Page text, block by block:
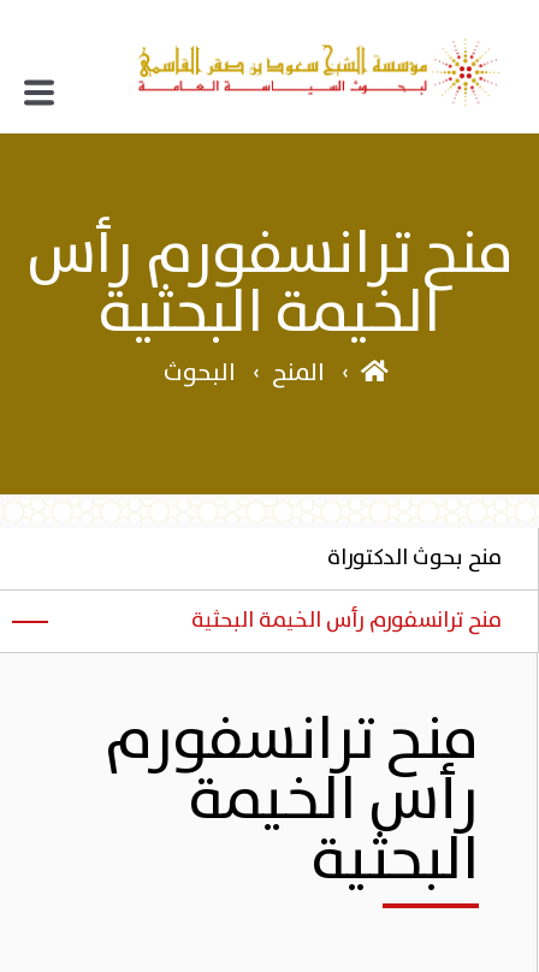
منح ترانسفورم رأس
الخيمة البحثية
المنح البحوث
منح بحوث الدكتوراة
منح ترانسفورم رأس الخيمة البحثية
منح ترانسفورم
رأس الخيمة
البحثية